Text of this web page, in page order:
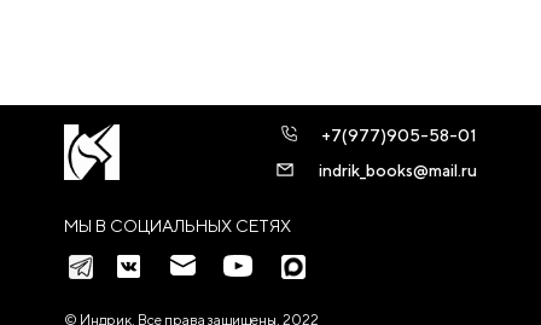
МЫ В СОЦИАЛЬНЫХ СЕТЯХ
+7(977)905-58-01
indrik_books@mail.ru
© Индрик. Все права защищены, 2022